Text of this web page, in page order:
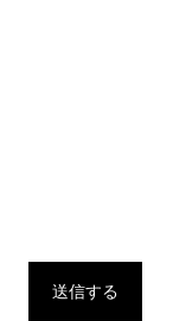
送信する